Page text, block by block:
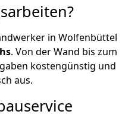
in Wolfenbüttel
. Von der Wand bis zum
kostengünstig und
aus.